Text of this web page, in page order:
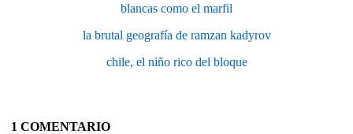
blancas como el marfil
la brutal geografía de ramzan kadyrov
chile, el niño rico del bloque
1 COMENTARIO